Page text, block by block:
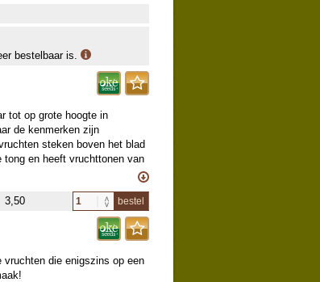
bestelbaar is.
tot op grote hoogte in
de kenmerken zijn
steken boven het blad
en heeft vruchttonen van
rassen, die slechts
onze kweker opgepot,
van dit sortiment aanvullen.
3,50 bestel
vruchten die enigszins op een